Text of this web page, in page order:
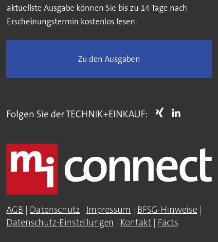
aktuellste Ausgabe können Sie bis zu 14 Tage nach
Erscheinungstermin kostenlos lesen.
Zu den Ausgaben
Folgen Sie der TECHNIK+EINKAUF:
AGB | Datenschutz | Impressum | BFSG-Hinweise |
Datenschutz-Einstellungen | Kontakt | Facts